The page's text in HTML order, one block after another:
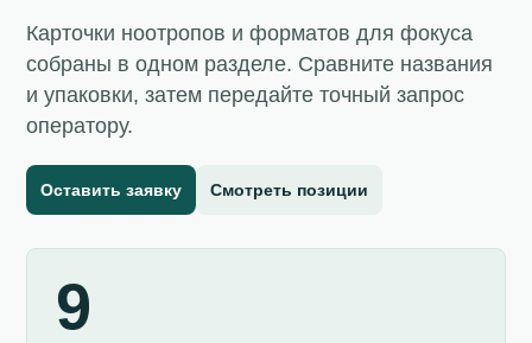
Карточки ноотропов и форматов для фокуса
собраны в одном разделе. Сравните названия
и упаковки, затем передайте точный запрос
оператору.
Оставить заявку Смотреть позиции
9